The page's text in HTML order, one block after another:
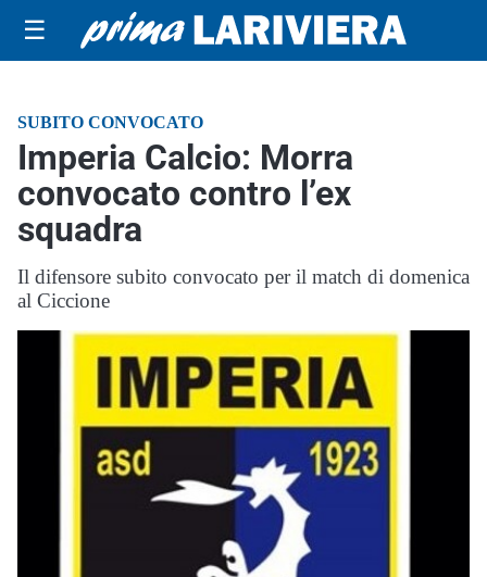
☰
SUBITO CONVOCATO
Imperia Calcio: Morra
convocato contro l’ex
squadra
Il difensore subito convocato per il match di domenica
al Ciccione